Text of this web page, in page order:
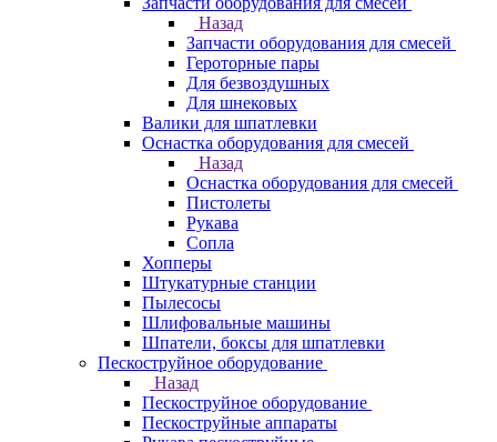
Назад
Запчасти оборудования для смесей
Героторные пары
Для безвоздушных
Для шнековых
Валики для шпатлевки
Оснастка оборудования для смесей
Назад
Оснастка оборудования для смесей
Пистолеты
Рукава
Сопла
Хопперы
Штукатурные станции
Пылесосы
Шлифовальные машины
Шпатели, боксы для шпатлевки
Пескоструйное оборудование
Назад
Пескоструйное оборудование
Пескоструйные аппараты